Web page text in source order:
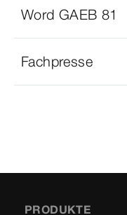
Word GAEB 81
Fachpresse
PRODUKTE